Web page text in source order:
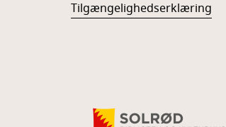
Tilgængelighedserklæring